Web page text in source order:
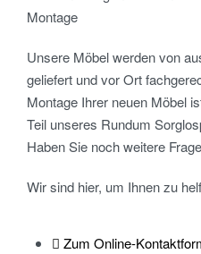
Montage
Unsere Möbel werden von
geliefert und vor Ort
Montage Ihrer neuen Möbel
Teil unseres Rundum
Haben Sie noch weitere
Wir sind hier, um Ihnen zu
Zum Online-